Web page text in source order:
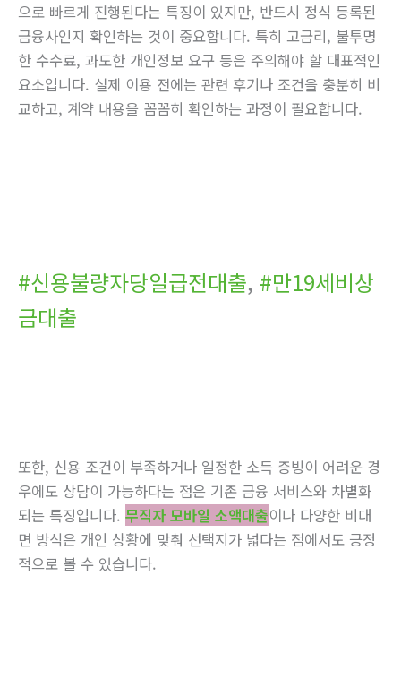
으로 빠르게 진행된다는 특징이 있지만, 반드시 정식 등록된
금융사인지 확인하는 것이 중요합니다. 특히 고금리, 불투명
한 수수료, 과도한 개인정보 요구 등은 주의해야 할 대표적인
요소입니다. 실제 이용 전에는 관련 후기나 조건을 충분히 비
교하고, 계약 내용을 꼼꼼히 확인하는 과정이 필요합니다.
#신용불량자당일급전대출, #만19세비상
금대출
또한, 신용 조건이 부족하거나 일정한 소득 증빙이 어려운 경
우에도 상담이 가능하다는 점은 기존 금융 서비스와 차별화
되는 특징입니다. 무직자 모바일 소액대출이나 다양한 비대
면 방식은 개인 상황에 맞춰 선택지가 넓다는 점에서도 긍정
적으로 볼 수 있습니다.